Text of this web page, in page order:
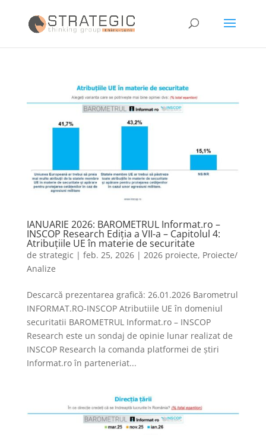
IANUARIE 2026: BAROMETRUL Informat.ro –
INSCOP Research Ediția a VII-a – Capitolul 4:
Atribuțiile UE în materie de securitate
de strategic | feb. 25, 2026| 2026 proiecte, Proiecte/
Analize
Descarcă prezentarea grafică: 26.01.2026 Barometrul
INFORMAT.RO-INSCOP Atributiile UE în domeniul
securitatii BAROMETRUL Informat.ro – INSCOP
Research este un sondaj de opinie lunar realizat de
INSCOP Research la comanda platformei de știri
Informat.ro în parteneriat...